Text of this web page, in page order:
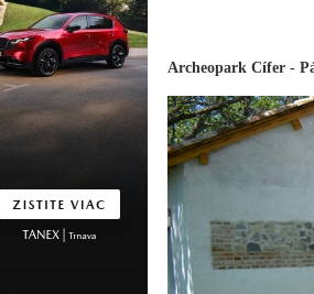
Archeopark Cífer -